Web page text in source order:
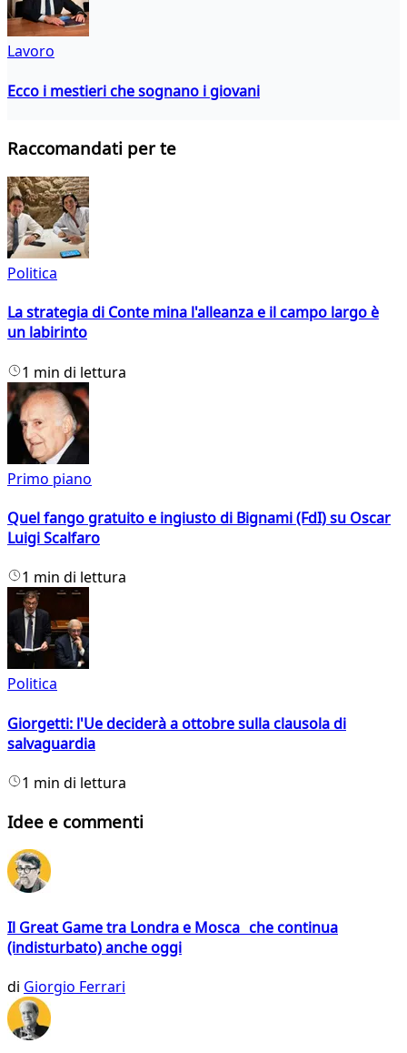
Lavoro
Ecco i mestieri che sognano i giovani
Raccomandati per te
Politica
La strategia di Conte mina l'alleanza e il campo largo è
un labirinto
1 min di lettura
Primo piano
Quel fango gratuito e ingiusto di Bignami (FdI) su Oscar
Luigi Scalfaro
1 min di lettura
Politica
Giorgetti: l'Ue deciderà a ottobre sulla clausola di
salvaguardia
1 min di lettura
Idee e commenti
Il Great Game tra Londra e Mosca che continua
(indisturbato) anche oggi
di Giorgio Ferrari